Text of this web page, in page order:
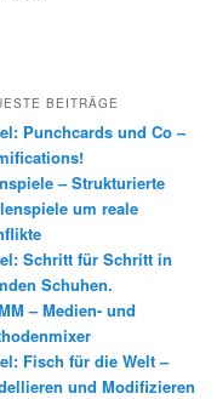
BEITRÄGE
Punchcards und Co –
– Strukturierte
um reale
Schritt für Schritt in
Schuhen.
– Medien- und
Fisch für die Welt –
und Modifizieren